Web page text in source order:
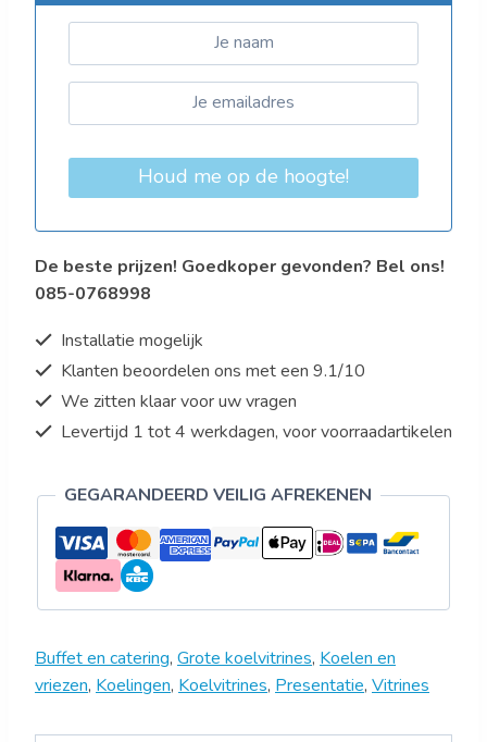
Houd me op de hoogte!
De beste prijzen! Goedkoper gevonden? Bel ons!
085-0768998
Installatie mogelijk
Klanten beoordelen ons met een 9.1/10
We zitten klaar voor uw vragen
Levertijd 1 tot 4 werkdagen, voor voorraadartikelen
GEGARANDEERD VEILIG AFREKENEN
Buffet en catering, Grote koelvitrines, Koelen en
vriezen, Koelingen, Koelvitrines, Presentatie, Vitrines